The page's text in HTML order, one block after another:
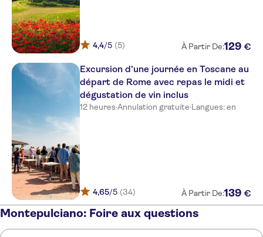
4,4/5 (5) À Partir De:129 €
Excursion d'une journée en Toscane au
départ de Rome avec repas le midi et
dégustation de vin inclus
12 heures·Annulation gratuite·Langues: en
4,65/5 (34) À Partir De:139 €
Montepulciano: Foire aux questions